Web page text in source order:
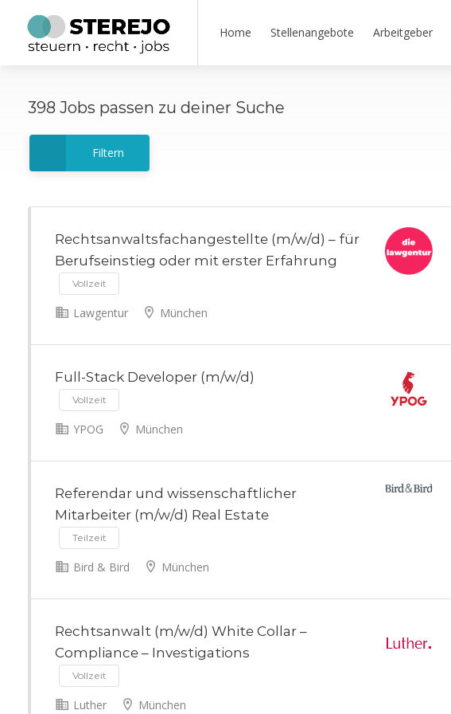
Home Stellenangebote Arbeitgeber
398 Jobs passen zu deiner Suche
Filtern
Rechtsanwaltsfachangestellte (m/w/d) – für
Berufseinstieg oder mit erster Erfahrung
Vollzeit
Lawgentur München
Full-Stack Developer (m/w/d)
Vollzeit
YPOG München
Referendar und wissenschaftlicher
Mitarbeiter (m/w/d) Real Estate
Teilzeit
Bird & Bird München
Rechtsanwalt (m/w/d) White Collar –
Compliance – Investigations
Vollzeit
Luther München